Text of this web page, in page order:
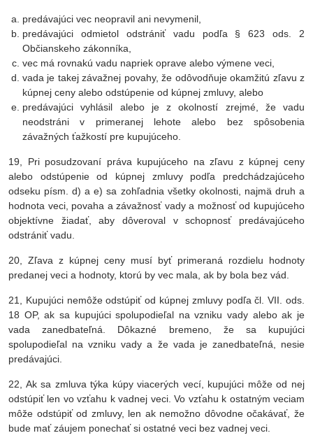
predávajúci vec neopravil ani nevymenil,
predávajúci odmietol odstrániť vadu podľa § 623 ods. 2
Občianskeho zákonníka,
vec má rovnakú vadu napriek oprave alebo výmene veci,
vada je takej závažnej povahy, že odôvodňuje okamžitú zľavu z
kúpnej ceny alebo odstúpenie od kúpnej zmluvy, alebo
predávajúci vyhlásil alebo je z okolností zrejmé, že vadu
neodstráni v primeranej lehote alebo bez spôsobenia
závažných ťažkostí pre kupujúceho.
19, Pri posudzovaní práva kupujúceho na zľavu z kúpnej ceny
alebo odstúpenie od kúpnej zmluvy podľa predchádzajúceho
odseku písm. d) a e) sa zohľadnia všetky okolnosti, najmä druh a
hodnota veci, povaha a závažnosť vady a možnosť od kupujúceho
objektívne žiadať, aby dôveroval v schopnosť predávajúceho
odstrániť vadu.
20, Zľava z kúpnej ceny musí byť primeraná rozdielu hodnoty
predanej veci a hodnoty, ktorú by vec mala, ak by bola bez vád.
21, Kupujúci nemôže odstúpiť od kúpnej zmluvy podľa čl. VII. ods.
18 OP, ak sa kupujúci spolupodieľal na vzniku vady alebo ak je
vada zanedbateľná. Dôkazné bremeno, že sa kupujúci
spolupodieľal na vzniku vady a že vada je zanedbateľná, nesie
predávajúci.
22, Ak sa zmluva týka kúpy viacerých vecí, kupujúci môže od nej
odstúpiť len vo vzťahu k vadnej veci. Vo vzťahu k ostatným veciam
môže odstúpiť od zmluvy, len ak nemožno dôvodne očakávať, že
bude mať záujem ponechať si ostatné veci bez vadnej veci.